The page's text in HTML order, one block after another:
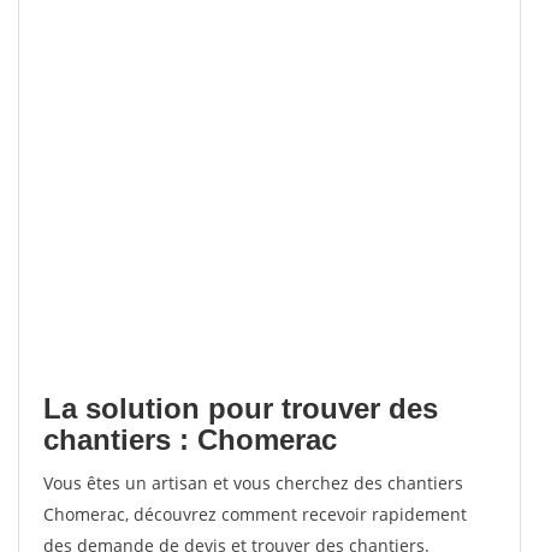
La solution pour trouver des
chantiers : Chomerac
Vous êtes un artisan et vous cherchez des chantiers
Chomerac, découvrez comment recevoir rapidement
des demande de devis et trouver des chantiers.